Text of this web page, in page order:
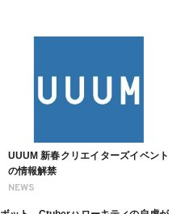
NEWS
UUUM 新春クリエイターズイベント
の情報解禁